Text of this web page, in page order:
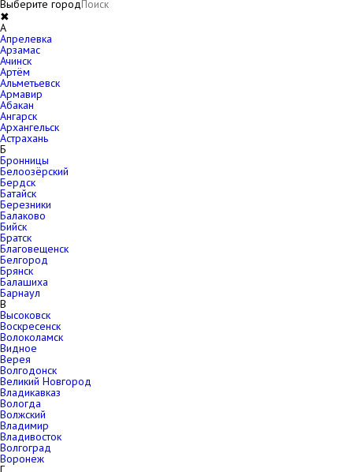
Выберите город
✖
A
Апрелевка
Арзамас
Ачинск
Артём
Альметьевск
Армавир
Абакан
Ангарск
Архангельск
Астрахань
Б
Бронницы
Белоозёрский
Бердск
Батайск
Березники
Балаково
Бийск
Братск
Благовещенск
Белгород
Брянск
Балашиха
Барнаул
В
Высоковск
Воскресенск
Волоколамск
Видное
Верея
Волгодонск
Великий Новгород
Владикавказ
Вологда
Волжский
Владимир
Владивосток
Волгоград
Воронеж